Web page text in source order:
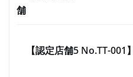
舗
【認定店舗5 No.TT-001